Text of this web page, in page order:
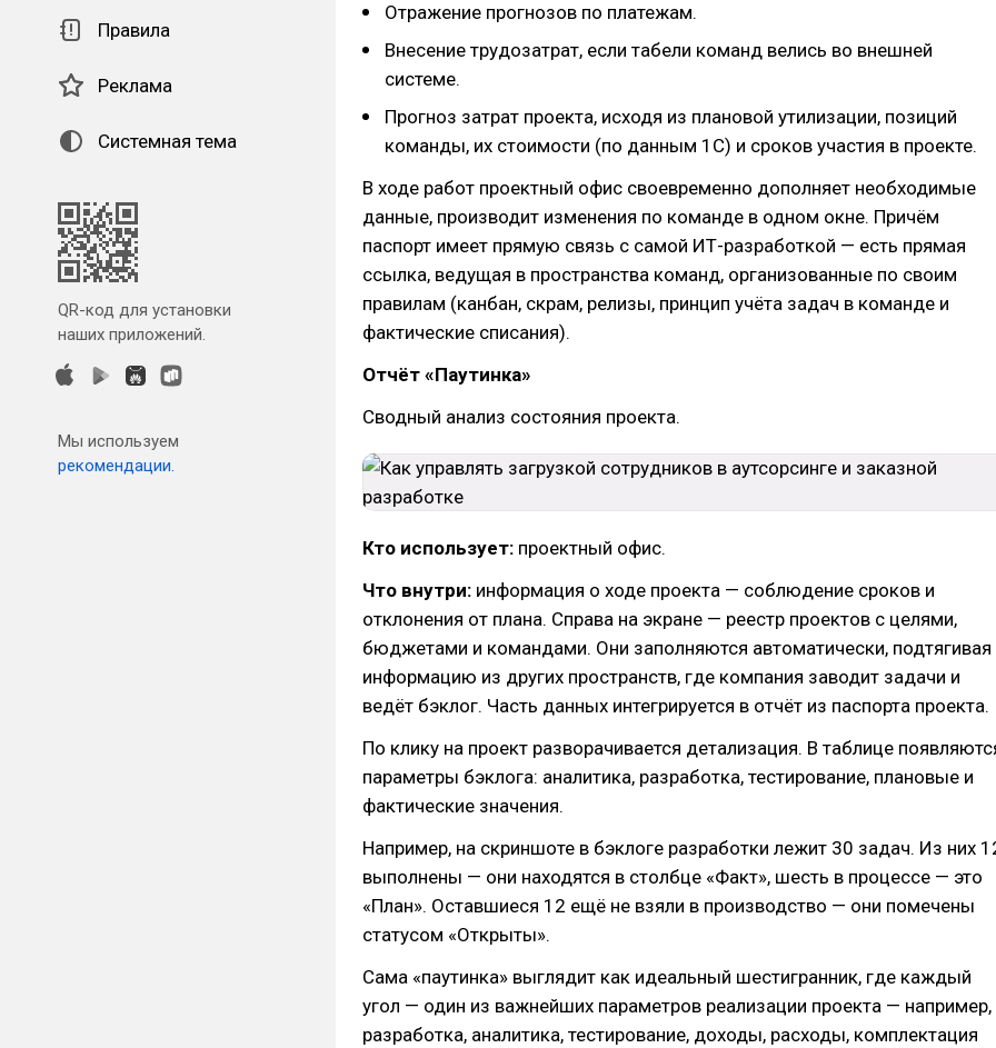
Правила
Реклама
Системная тема
QR-код для установки
наших приложений.
Мы используем
рекомендации.
Отражение прогнозов по платежам.
Внесение трудозатрат, если табели команд велись во внешней
системе.
Прогноз затрат проекта, исходя из плановой утилизации, позиций
команды, их стоимости (по данным 1С) и сроков участия в проекте.
В ходе работ проектный офис своевременно дополняет необходимые
данные, производит изменения по команде в одном окне. Причём
паспорт имеет прямую связь с самой ИТ-разработкой — есть прямая
ссылка, ведущая в пространства команд, организованные по своим
правилам (канбан, скрам, релизы, принцип учёта задач в команде и
фактические списания).
Отчёт «Паутинка»
Сводный анализ состояния проекта.
Кто использует: проектный офис.
Что внутри: информация о ходе проекта — соблюдение сроков и
отклонения от плана. Справа на экране — реестр проектов с целями,
бюджетами и командами. Они заполняются автоматически, подтягивая
информацию из других пространств, где компания заводит задачи и
ведёт бэклог. Часть данных интегрируется в отчёт из паспорта проекта.
По клику на проект разворачивается детализация. В таблице
параметры бэклога: аналитика, разработка, тестирование, плановые и
фактические значения.
Например, на скриншоте в бэклоге разработки лежит 30 задач. Из них
выполнены — они находятся в столбце «Факт», шесть в процессе — это
«План». Оставшиеся 12 ещё не взяли в производство — они помечены
статусом «Открыты».
Сама «паутинка» выглядит как идеальный шестигранник, где каждый
угол — один из важнейших параметров реализации проекта — например,
разработка, аналитика, тестирование, доходы, расходы, комплектация